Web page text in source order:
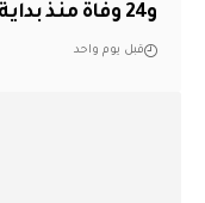
و24 وفاة منذ بداية العام الجاري
قبل يوم واحد